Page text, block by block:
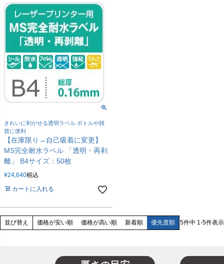
きれいに剥がせる透明ラベル ボトルや雑
貨に便利
【在庫限り→自己吸着に変更】
MS完全耐水ラベル 「透明・再剥
離」 B4サイズ：50枚
¥24,640税込
カートに入れる
並び替え 価格が安い順 価格が高い順 新着順 優先度順 5件中 1-5件表示